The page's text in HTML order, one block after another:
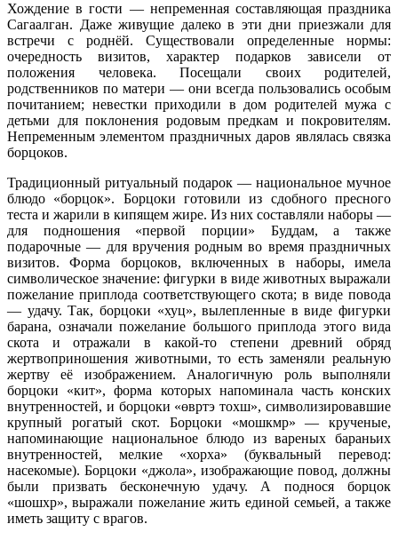
Хождение в гости — непременная составляющая праздника
Сагаалган. Даже живущие далеко в эти дни приезжали для
встречи с роднёй. Существовали определенные нормы:
очередность визитов, характер подарков зависели от
положения человека. Посещали своих родителей,
родственников по матери — они всегда пользовались особым
почитанием; невестки приходили в дом родителей мужа с
детьми для поклонения родовым предкам и покровителям.
Непременным элементом праздничных даров являлась связка
борцоков.
Традиционный ритуальный подарок — национальное мучное
блюдо «борцок». Борцоки готовили из сдобного пресного
теста и жарили в кипящем жире. Из них составляли наборы —
для подношения «первой порции» Буддам, а также
подарочные — для вручения родным во время праздничных
визитов. Форма борцоков, включенных в наборы, имела
символическое значение: фигурки в виде животных выражали
пожелание приплода соответствующего скота; в виде повода
— удачу. Так, борцоки «хуц», вылепленные в виде фигурки
барана, означали пожелание большого приплода этого вида
скота и отражали в какой-то степени древний обряд
жертвоприношения животными, то есть заменяли реальную
жертву её изображением. Аналогичную роль выполняли
борцоки «кит», форма которых напоминала часть конских
внутренностей, и борцоки «өвртэ тохш», символизировавшие
крупный рогатый скот. Борцоки «мошкмр» — крученые,
напоминающие национальное блюдо из вареных бараньих
внутренностей, мелкие «хорха» (буквальный перевод:
насекомые). Борцоки «джола», изображающие повод, должны
были призвать бесконечную удачу. А поднося борцок
«шошхр», выражали пожелание жить единой семьей, а также
иметь защиту с врагов.